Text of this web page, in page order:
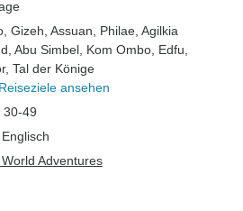
, Gizeh , Assuan , Philae , Agilkia
, Abu Simbel , Kom Ombo , Edfu
, Tal der Könige
ansehen
30-49
Adventures